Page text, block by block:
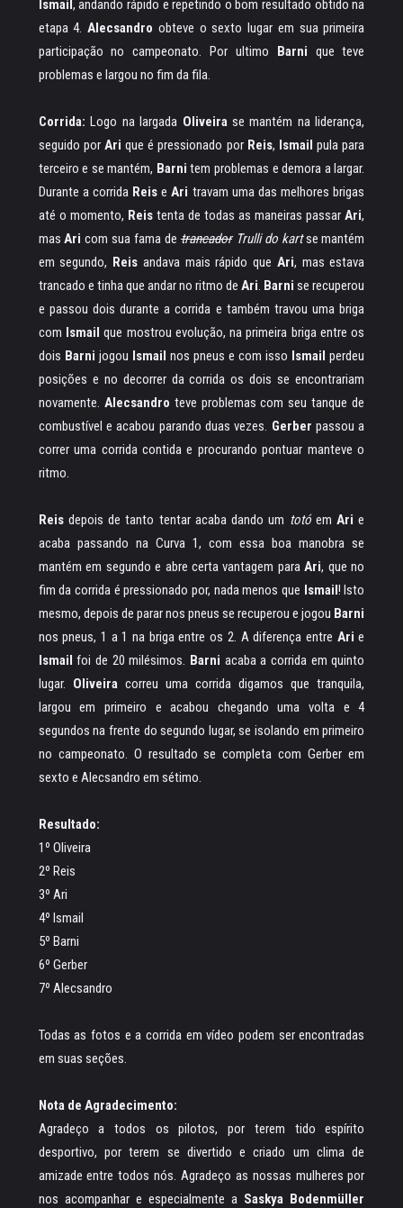
Ismail , andando rápido e repetindo o bom resultado obtido na
etapa 4. Alecsandro obteve o sexto lugar em sua primeira
participação no campeonato. Por ultimo Barni que teve
problemas e largou no fim da fila.
Corrida:Logo na largada Oliveirase mantém na liderança,
seguido por Ari que é pressionado por Reis, Ismail pula para
terceiro e se mantém, Barni tem problemas e demora a largar.
Durante a corrida Reis e Ari travam uma das melhores brigas
até o momento, Reistenta de todas as maneiras passarAri,
masAri com sua fama de trancador Trulli do kartse mantém
em segundo, Reis andava mais rápido que Ari, mas estava
trancado e tinha que andar no ritmo deAri. Barni se recuperou
e passou dois durante a corrida e também travou uma briga
com Ismail que mostrou evolução, na primeira briga entre os
dois Barni jogou Ismail nos pneus e com isso Ismail perdeu
posições e no decorrer da corrida os dois se encontrariam
novamente. Alecsandro teve problemas com seu tanque de
combustível e acabou parando duas vezes. Gerber passou a
correr uma corrida contida e procurando pontuar manteve o
ritmo.
Reisdepois de tanto tentar acaba dando um totóemAri e
acaba passando na Curva 1, com essa boa manobra se
mantém em segundo e abre certa vantagem paraAri, que no
fim da corrida é pressionado por, nada menos que Ismail! Isto
mesmo, depois de parar nos pneus se recuperou e jogou Barni
nos pneus, 1 a 1 na briga entre os 2. A diferença entre Arie
Ismail foi de 20 milésimos. Barni acaba a corrida em quinto
lugar. Oliveiracorreu uma corrida digamos que tranquila,
largou em primeiro e acabou chegando uma volta e 4
segundos na frente do segundo lugar, se isolando em primeiro
no campeonato. O resultado se completa com Gerber em
sexto e Alecsandro em sétimo.
Resultado:
1º Oliveira
2º Reis
3º Ari
4º Ismail
5º Barni
6º Gerber
7º Alecsandro
Todas as fotos e a corrida em vídeo podem ser encontradas
em suas seções.
Nota de Agradecimento:
Agradeço a todos os pilotos, por terem tido espírito
desportivo, por terem se divertido e criado um clima de
amizade entre todos nós. Agradeço as nossas mulheres por
nos acompanhar e especialmente a Saskya Bodenmüller